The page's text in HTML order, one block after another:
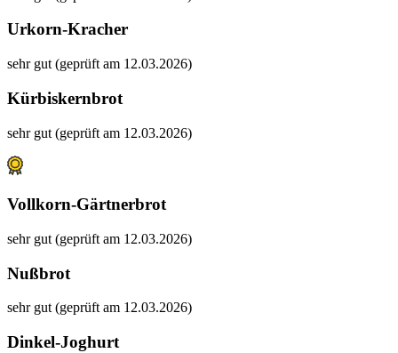
Urkorn-Kracher
sehr gut (geprüft am 12.03.2026)
Kürbiskernbrot
sehr gut (geprüft am 12.03.2026)
Vollkorn-Gärtnerbrot
sehr gut (geprüft am 12.03.2026)
Nußbrot
sehr gut (geprüft am 12.03.2026)
Dinkel-Joghurt